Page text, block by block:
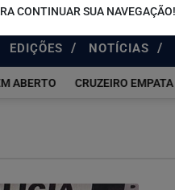
EDIÇÕES / NOTÍCIAS /
CRUZEIRO EMPATA
CONTINUAR SUA NAVEGAÇÃO!